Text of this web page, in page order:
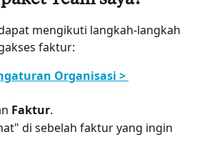
mengikuti langkah-langkah
faktur:
Organisasi >
Faktur.
di sebelah faktur yang ingin